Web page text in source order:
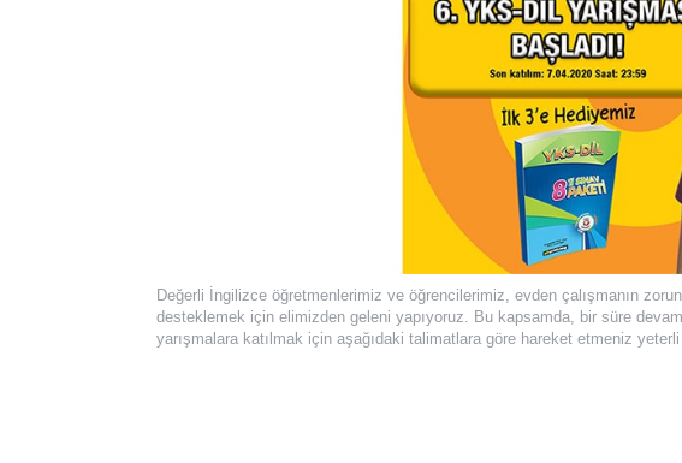
Değerli İngilizce öğretmenlerimiz ve öğrencilerimiz, evden çalışmanın
desteklemek için elimizden geleni yapıyoruz. Bu kapsamda, bir süre
yarışmalara katılmak için aşağıdaki talimatlara göre hareket etmeniz yeterli